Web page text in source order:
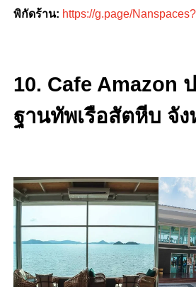
พิกัดร้าน: https://g.page/
10. Cafe Amazon
ฐานทัพเรือสัตหีบ จั